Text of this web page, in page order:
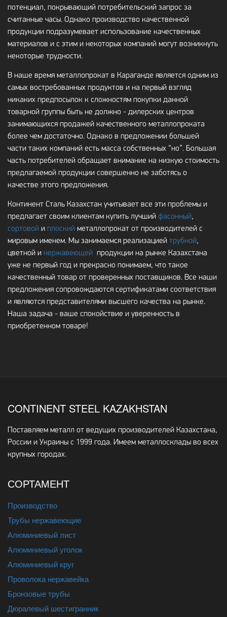
потенциал, покрывающий потребительский запрос за
считанные часы. Однако производство качественной
продукции подразумевает использование качественных
материалов и с этим и некоторых компаний могут возникнуть
некоторые трудности.
В наше время металлопрокат в Караганде является одним из
самых востребованных продуктов и на первый взгляд
никаких предпосылок к сложностям покупки данной
товарной группы быть не должно - дилерских центров
занимающихся продажей качественного металлопроката
более чем достаточно. Однако в предложении большей
части таких компаний есть масса собственных “но”. Большая
часть потребителей обращает внимание на низкую стоимость
предлагаемой продукции совершенно не заботясь о
качестве этого предложения.
Континент Сталь Казахстан учитывает все эти проблемы и
предлагает своим клиентам купить лучший фасонный,
сортовой и плоский металлопрокат от производителей с
мировым именем. Мы занимаемся реализацией трубной,
цветной и нержавеющей продукции на рынке Казахстана
уже не первый год и прекрасно понимаем, что такое
качественный товар от проверенных поставщиков. Все наши
предложения сопровождаются сертификатами соответствия
и являются представителями высшего качества на рынке.
Наша задача - ваше спокойствие и уверенность в
приобретенном товаре!
CONTINENT STEEL KAZAKHSTAN
Поставляем металл от ведущих производителей Казахстана,
России и Украины с 1999 года. Имеем металлосклады во всех
крупных городах.
СОРТАМЕНТ
Производство
Трубы нержавеющие
Алюминиевый лист
Алюминиевый уголок
Алюминиевый круг
Проволока нержавейка
Бронзовые трубы
Дюралевый шестигранник